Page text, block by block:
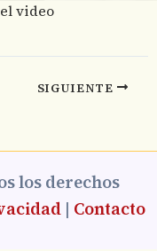
video
SIGUIENTE
los derechos
| Contacto